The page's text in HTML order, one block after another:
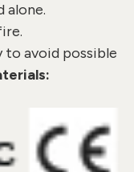
alone.
avoid possible